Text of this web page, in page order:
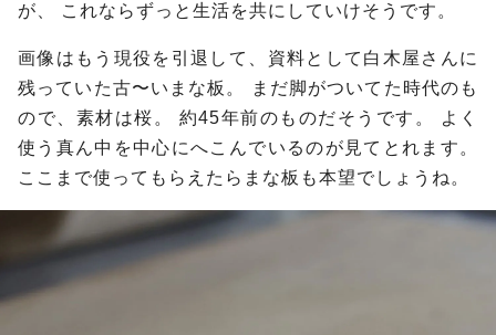
が、
これならずっと生活を共にしていけそうです。
画像はもう現役を引退して、資料として白木屋さんに
残っていた古〜いまな板。
まだ脚がついてた時代のも
ので、素材は桜。 約45年前のものだそうです。
よく
使う真ん中を中心にへこんでいるのが見てとれます。
ここまで使ってもらえたらまな板も本望でしょうね。